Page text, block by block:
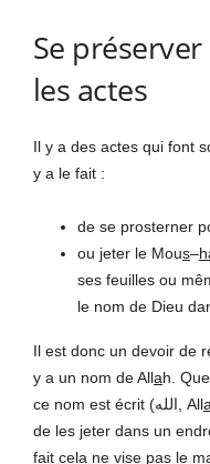
Se
les actes
Il y a des actes qui font
y a le fait :
de se prosterner
ou jeter le Mous–
ses feuilles ou
le nom de Dieu
Il est donc un devoir de
y a un nom de Allah.
ce nom est écrit (الله, Alla
de les jeter dans un
fait cela ne vise pas le